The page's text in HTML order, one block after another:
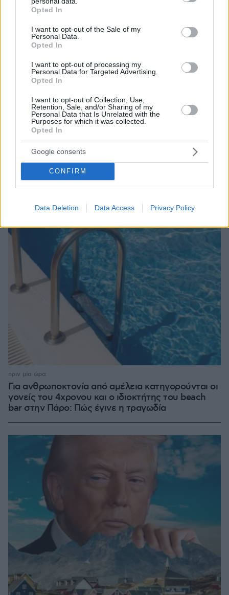
grant or deny consent to Google and its third-party tags to
use your data for below specified purposes in below Google
consent section.
Opted In
I want to opt-out of the Sale of my
Personal Data.
Opted In
I want to opt-out of processing my
Personal Data for Targeted Advertising.
Opted In
I want to opt-out of Collection, Use,
Retention, Sale, and/or Sharing of my
Personal Data that Is Unrelated with the
Purposes for which it was collected.
Opted In
Google consents
CONFIRM
Data Deletion Data Access Privacy Policy
που δεν πρόλαβε να ξεφύγει από το τσουνάμι
μπορεί ν' αλλάξει τη χρονολογία της μεγάλης
έκρηξης
08.08.2026, 18:08
Για ανθρωποκτονία από αμέλεια κατηγορούνται οι
γονείς του 4χρονου και ο ιδιοκτήτης του beach
bar στην Πάρο: Πώς έγινε η τραγωδία
πριν μία ώρα